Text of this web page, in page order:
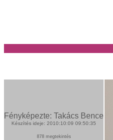
Fényképezte: Takács Bence
Készítés ideje: 2010:10:09 09:50:35
878 megtekintés